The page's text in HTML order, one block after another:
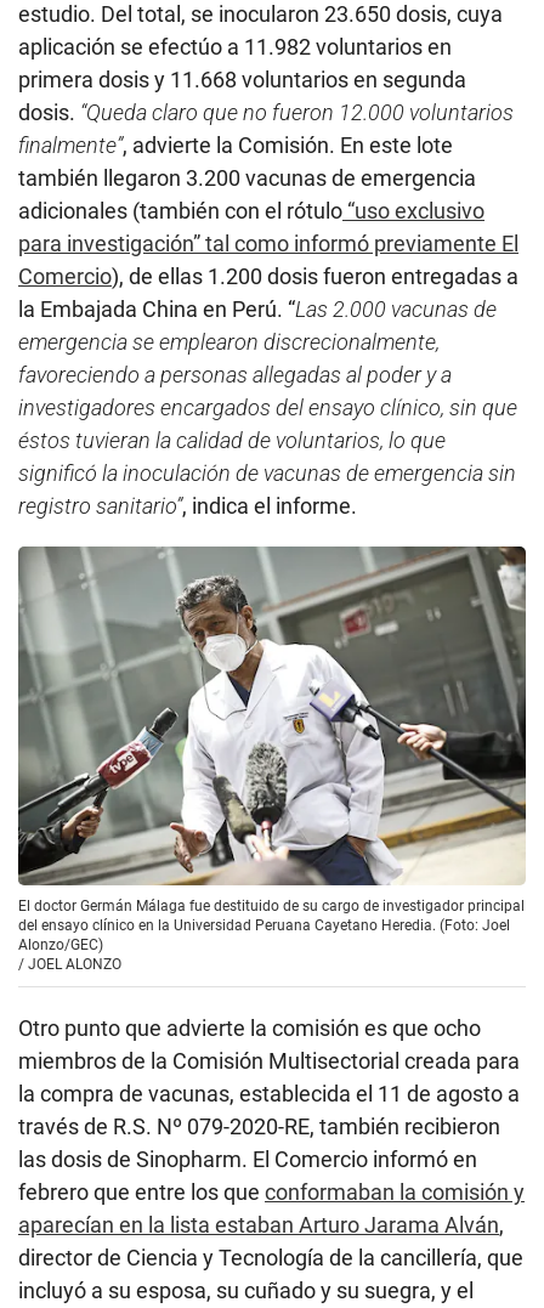
estudio. Del total, se inocularon 23.650 dosis, cuya
aplicación se efectúo a 11.982 voluntarios en
primera dosis y 11.668 voluntarios en segunda
dosis. “Queda claro que no fueron 12.000 voluntarios
finalmente”, advierte la Comisión. En este lote
también llegaron 3.200 vacunas de emergencia
adicionales (también con el rótulo “uso exclusivo
para investigación” tal como informó previamente El
Comercio), de ellas 1.200 dosis fueron entregadas a
la Embajada China en Perú. “Las 2.000 vacunas de
emergencia se emplearon discrecionalmente,
favoreciendo a personas allegadas al poder y a
investigadores encargados del ensayo clínico, sin que
éstos tuvieran la calidad de voluntarios, lo que
significó la inoculación de vacunas de emergencia sin
registro sanitario”, indica el informe.
El doctor Germán Málaga fue destituido de su cargo de investigador principal
del ensayo clínico en la Universidad Peruana Cayetano Heredia. (Foto: Joel
Alonzo/GEC)
/ JOEL ALONZO
Otro punto que advierte la comisión es que ocho
miembros de la Comisión Multisectorial creada para
la compra de vacunas, establecida el 11 de agosto a
través de R.S. Nº 079-2020-RE, también recibieron
las dosis de Sinopharm. El Comercio informó en
febrero que entre los que conformaban la comisión y
aparecían en la lista estaban Arturo Jarama Alván,
director de Ciencia y Tecnología de la cancillería, que
incluyó a su esposa, su cuñado y su suegra, y el